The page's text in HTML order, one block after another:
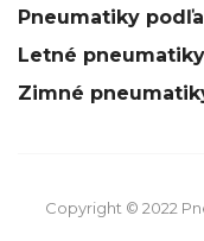
Pneumatiky
Letné
Zimné
Copyright © 2022